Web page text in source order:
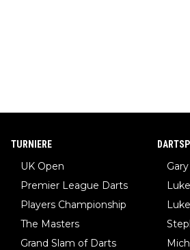
TURNIERE
UK Open
Premier League Darts
Players Championship
The Masters
Grand Slam of Darts